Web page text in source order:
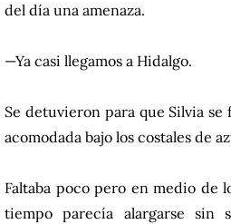
del día una amenaza.
—Ya casi llegamos a Hidalgo.
Se detuvieron para que Silvia se
acomodada bajo los costales de
Faltaba poco pero en medio de
tiempo parecía alargarse sin